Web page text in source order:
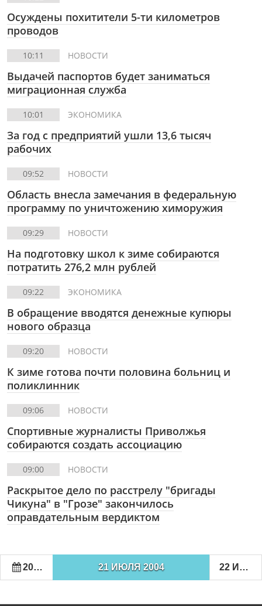
Осуждены похитители 5-ти километров
проводов
10:11 НОВОСТИ
Выдачей паспортов будет заниматься
миграционная служба
10:01 ЭКОНОМИКА
За год с предприятий ушли 13,6 тысяч
рабочих
09:52 НОВОСТИ
Область внесла замечания в федеральную
программу по уничтожению химоружия
09:29 НОВОСТИ
На подготовку школ к зиме собираются
потратить 276,2 млн рублей
09:22 ЭКОНОМИКА
В обращение вводятся денежные купюры
нового образца
09:20 НОВОСТИ
К зиме готова почти половина больниц и
поликлинник
09:06 НОВОСТИ
Спортивные журналисты Приволжья
собираются создать ассоциацию
09:00 НОВОСТИ
Раскрытое дело по расстрелу "бригады
Чикуна" в "Грозе" закончилось
оправдательным вердиктом
20 ИЮЛЯ 2004 21 ИЮЛЯ 2004 22 ИЮЛЯ 2004